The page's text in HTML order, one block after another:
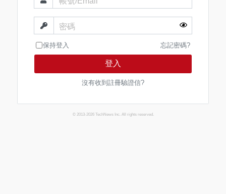
密碼
保持登入 忘記密碼?
登入
沒有收到註冊驗證信?
© 2013-2026 TechNews Inc. All rights reserved.